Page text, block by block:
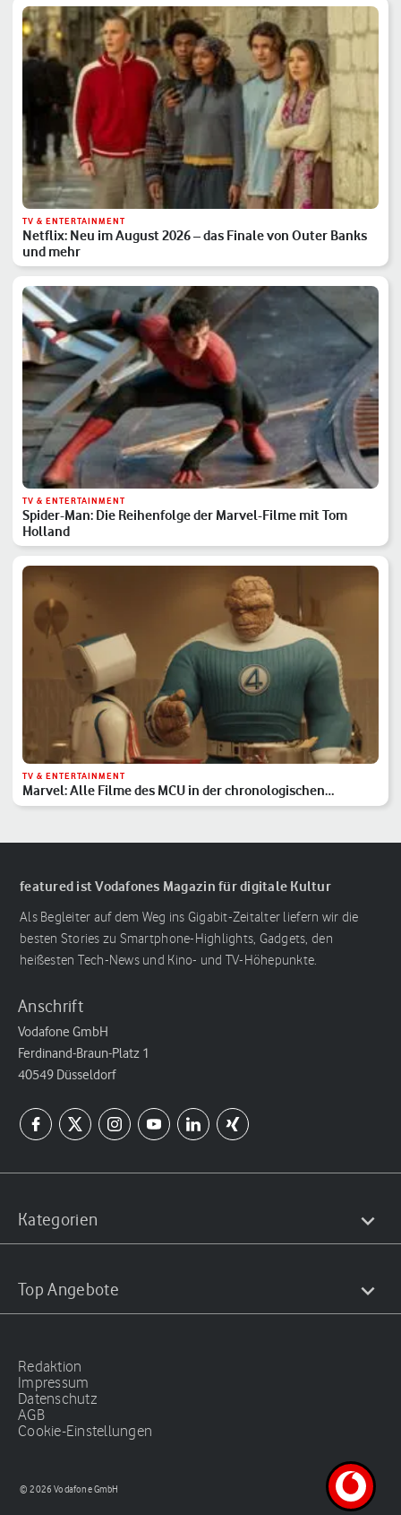
TV & ENTERTAINMENT
Netflix: Neu im August 2026 – das Finale von Outer Banks
und mehr
TV & ENTERTAINMENT
Spider-Man: Die Reihenfolge der Marvel-Filme mit Tom
Holland
TV & ENTERTAINMENT
Marvel: Alle Filme des MCU in der chronologischen
Reihenfolge
featured ist Vodafones Magazin für digitale Kultur
Als Begleiter auf dem Weg ins Gigabit-Zeitalter liefern wir die
besten Stories zu Smartphone-Highlights, Gadgets, den
heißesten Tech-News und Kino- und TV-Höhepunkte.
Anschrift
Vodafone GmbH
Ferdinand-Braun-Platz 1
40549 Düsseldorf
Kategorien
Top Angebote
Redaktion
Impressum
Datenschutz
AGB
Cookie-Einstellungen
© 2026 Vodafone GmbH